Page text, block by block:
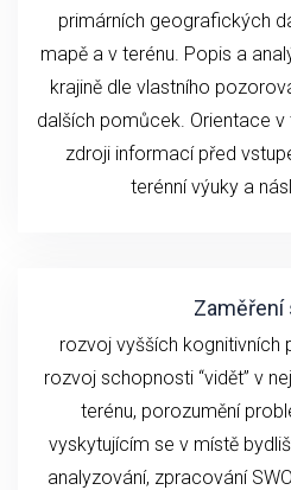
primárních geografických
mapě a v terénu. Popis a
krajině dle vlastního
dalších pomůcek. Orientace
zdroji informací před
terénní výuky a
Zaměření
rozvoj vyšších kognitivních
rozvoj schopnosti “vidět” v
terénu, porozumění
vyskytujícím se v místě
analyzování, zpracování